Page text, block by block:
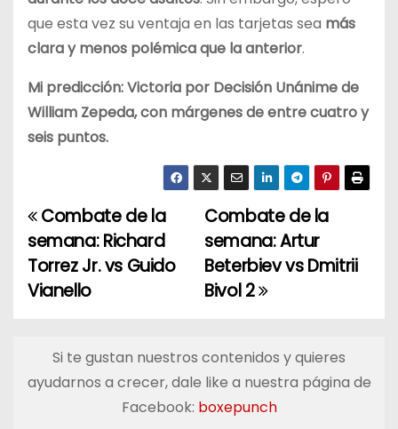
que esta vez su ventaja en las tarjetas sea más
clara y menos polémica que la anterior.
Mi predicción: Victoria por Decisión Unánime de
William Zepeda, con márgenes de entre cuatro y
seis puntos.
N
a
v
g
Combate de la
semana: Artur
Beterbiev vs Dmitrii
Bivol 2
Combate de la
semana: Richard
Torrez Jr. vs Guido
Vianello
Si te gustan nuestros contenidos y quieres
ayudarnos a crecer, dale like a nuestra página de
Facebook: boxepunch